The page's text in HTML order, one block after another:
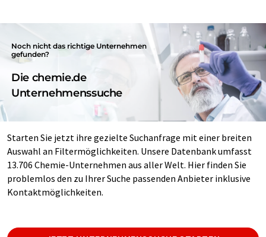
Noch nicht das richtige Unternehmen
gefunden?
Die chemie.de
Unternehmenssuche
Starten Sie jetzt ihre gezielte Suchanfrage mit einer breiten
Auswahl an Filtermöglichkeiten. Unsere Datenbank umfasst
13.706 Chemie-Unternehmen aus aller Welt. Hier finden Sie
problemlos den zu Ihrer Suche passenden Anbieter inklusive
Kontaktmöglichkeiten.